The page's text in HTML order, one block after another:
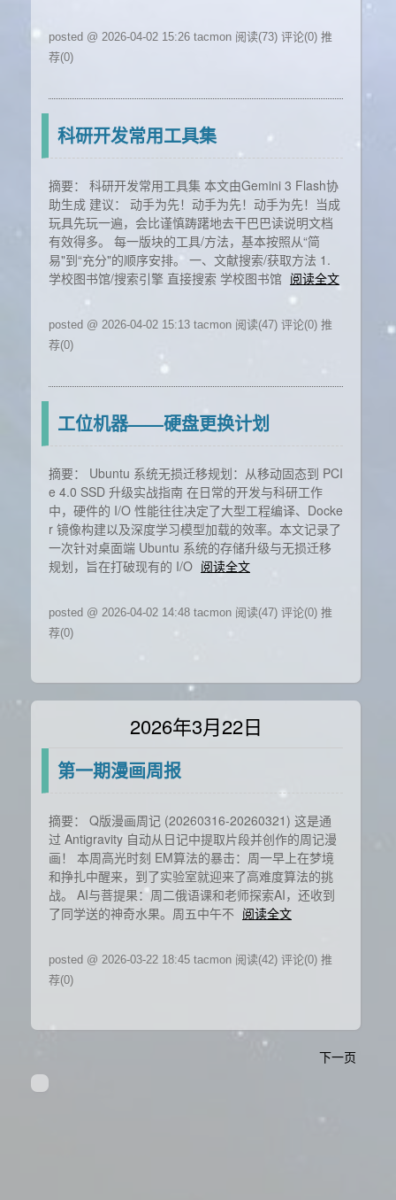
posted @ 2026-04-02 15:26 tacmon 阅读(73) 评论(0) 推
荐(0)
科研开发常用工具集
摘要： 科研开发常用工具集 本文由Gemini 3 Flash协
助生成 建议： 动手为先！动手为先！动手为先！当成
玩具先玩一遍，会比谨慎踌躇地去干巴巴读说明文档
有效得多。 每一版块的工具/方法，基本按照从“简
易"到“充分"的顺序安排。 一、文献搜索/获取方法 1.
学校图书馆/搜索引擎 直接搜索 学校图书馆 阅读全文
posted @ 2026-04-02 15:13 tacmon 阅读(47) 评论(0) 推
荐(0)
工位机器——硬盘更换计划
摘要： Ubuntu 系统无损迁移规划：从移动固态到 PCI
e 4.0 SSD 升级实战指南 在日常的开发与科研工作
中，硬件的 I/O 性能往往决定了大型工程编译、Docke
r 镜像构建以及深度学习模型加载的效率。本文记录了
一次针对桌面端 Ubuntu 系统的存储升级与无损迁移
规划，旨在打破现有的 I/O 阅读全文
posted @ 2026-04-02 14:48 tacmon 阅读(47) 评论(0) 推
荐(0)
2026年3月22日
第一期漫画周报
摘要： Q版漫画周记 (20260316-20260321) 这是通
过 Antigravity 自动从日记中提取片段并创作的周记漫
画！ 本周高光时刻 EM算法的暴击：周一早上在梦境
和挣扎中醒来，到了实验室就迎来了高难度算法的挑
战。 AI与菩提果：周二俄语课和老师探索AI，还收到
了同学送的神奇水果。周五中午不 阅读全文
posted @ 2026-03-22 18:45 tacmon 阅读(42) 评论(0) 推
荐(0)
下一页